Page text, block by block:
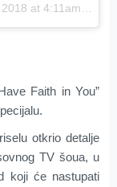
at 4:11am PDT
Faith in You”
otkrio detalje
TV šoua, u
koji će nastupati